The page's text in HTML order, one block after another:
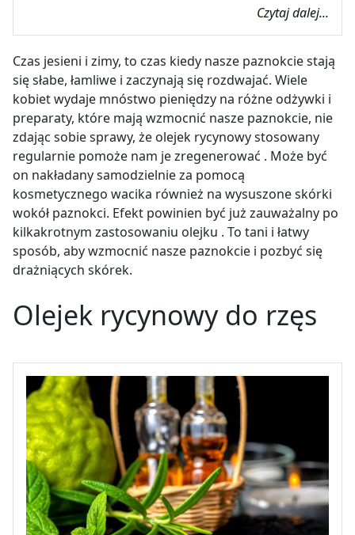
Czytaj dalej...
Czas jesieni i zimy, to czas kiedy nasze paznokcie stają
się słabe, łamliwe i zaczynają się rozdwajać. Wiele
kobiet wydaje mnóstwo pieniędzy na różne odżywki i
preparaty, które mają wzmocnić nasze paznokcie, nie
zdając sobie sprawy, że olejek rycynowy stosowany
regularnie pomoże nam je zregenerować . Może być
on nakładany samodzielnie za pomocą
kosmetycznego wacika również na wysuszone skórki
wokół paznokci. Efekt powinien być już zauważalny po
kilkakrotnym zastosowaniu olejku . To tani i łatwy
sposób, aby wzmocnić nasze paznokcie i pozbyć się
drażniących skórek.
Olejek rycynowy do rzęs